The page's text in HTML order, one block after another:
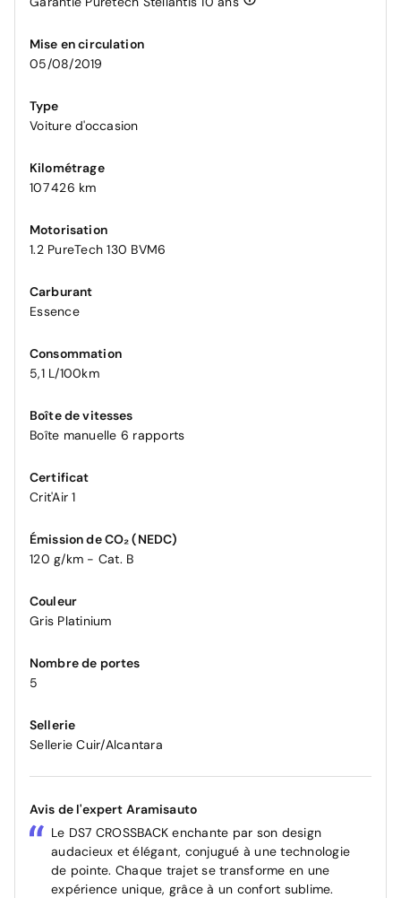
Mise en circulation
05/08/2019
Type
Voiture d'occasion
Kilométrage
107 426 km
Motorisation
1.2 PureTech 130 BVM6
Carburant
Essence
Consommation
5,1 L/100km
Boîte de vitesses
Boîte manuelle 6 rapports
Certificat
Crit'Air 1
Émission de CO₂ (NEDC)
120 g/km - Cat. B
Couleur
Gris Platinium
Nombre de portes
5
Sellerie
Sellerie Cuir/Alcantara
Avis de l'expert Aramisauto
Le DS7 CROSSBACK enchante par son design
audacieux et élégant, conjugué à une technologie
de pointe. Chaque trajet se transforme en une
expérience unique, grâce à un confort sublime.